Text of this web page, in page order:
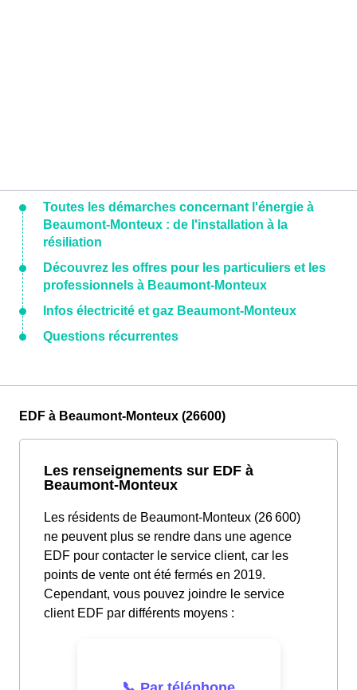
Toutes les démarches concernant l'énergie à
Beaumont-Monteux : de l'installation à la
résiliation
Découvrez les offres pour les particuliers et les
professionnels à Beaumont-Monteux
Infos électricité et gaz Beaumont-Monteux
Questions récurrentes
EDF à Beaumont-Monteux (26600)
Les renseignements sur EDF à
Beaumont-Monteux
Les résidents de Beaumont-Monteux (26 600)
ne peuvent plus se rendre dans une agence
EDF pour contacter le service client, car les
points de vente ont été fermés en 2019.
Cependant, vous pouvez joindre le service
client EDF par différents moyens :